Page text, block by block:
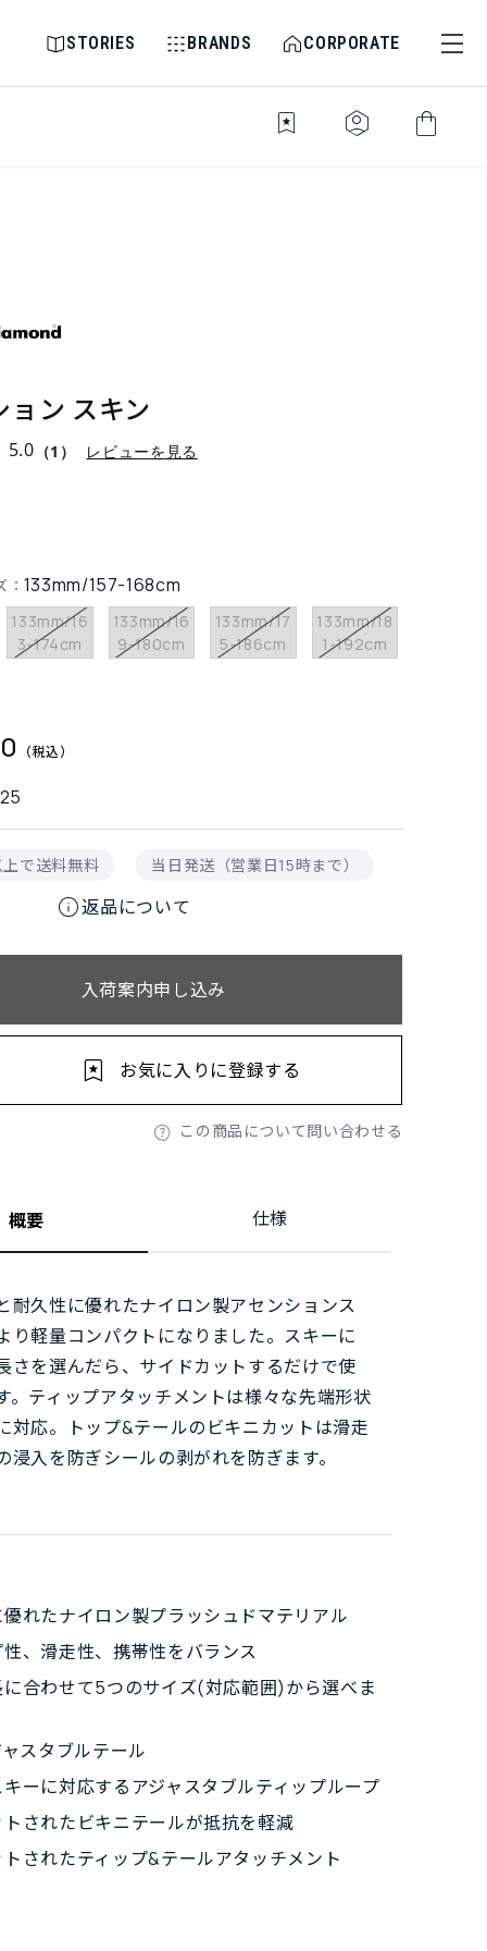
STORIES BRANDS CORPORATE
bookmark_star identity_platform shopping_bag
ョン スキン
5.0 （1） レビューを見る
： 133mm/157-168cm
133mm/16
3-174cm
133mm/16
9-180cm
133mm/17
5-186cm
133mm/18
1-192cm
で送料無料 当日発送（営業日15時まで）
info返品について
入荷案内申し込み
この商品について問い合わせる
お気に入りに登録する
概要 仕様
耐久性に優れたナイロン製アセンションス
り軽量コンパクトになりました。スキーに
さを選んだら、サイドカットするだけで使
。ティップアタッチメントは様々な先端形状
対応。トップ&テールのビキニカットは滑走
浸入を防ぎシールの剥がれを防ぎます。
れたナイロン製プラッシュドマテリアル
、滑走性、携帯性をバランス
合わせて5つのサイズ(対応範囲)から選べま
スタブルテール
ーに対応するアジャスタブルティップループ
されたビキニテールが抵抗を軽減
されたティップ&テールアタッチメント